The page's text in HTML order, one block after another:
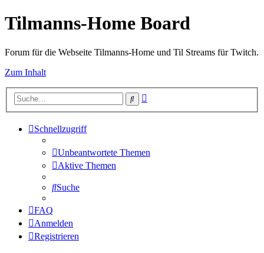
Tilmanns-Home Board
Forum für die Webseite Tilmanns-Home und Til Streams für Twitch.
Zum Inhalt
Suche
Schnellzugriff
Unbeantwortete Themen
Aktive Themen
Suche
FAQ
Anmelden
Registrieren